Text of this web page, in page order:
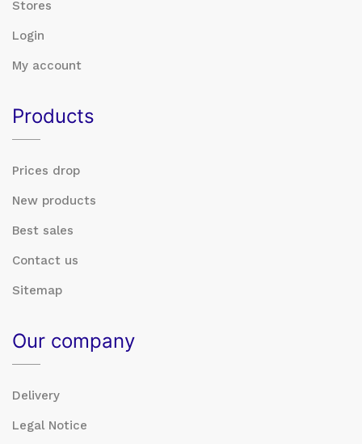
Stores
Login
My account
Products
Prices drop
New products
Best sales
Contact us
Sitemap
Our company
Delivery
Legal Notice